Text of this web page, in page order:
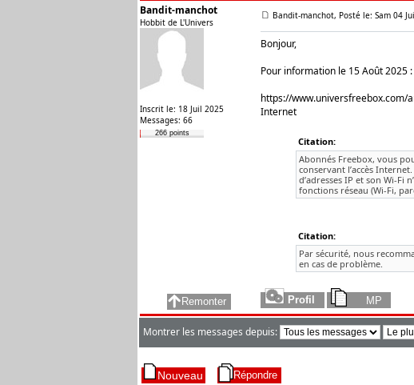
Bandit-manchot
Hobbit de L'Univers
Inscrit le: 18 Juil 2025
Messages: 66
266 points
Bandit-manchot, Posté le: Sam 04
Bonjour,
Pour information le 15 Août 2025 :
https://www.universfreebox.com/
Internet
Citation:
Abonnés Freebox, vous
conservant l’accès
d’adresses IP et son Wi-Fi
fonctions réseau (Wi-Fi,
Citation:
Par sécurité, nous
en cas de problème.
Montrer les messages depuis: